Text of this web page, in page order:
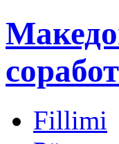
Fillimi